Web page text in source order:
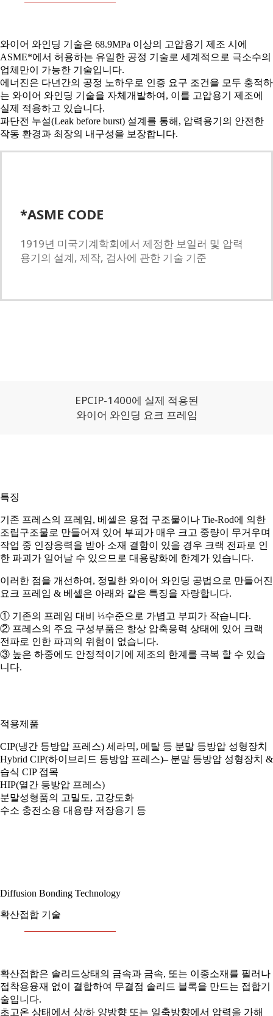
와이어 와인딩 기술은 68.9MPa 이상의 고압용기 제조 시에
ASME*에서 허용하는 유일한 공정 기술로 세계적으로 극소수의
업체만이 가능한 기술입니다.
에너진은 다년간의 공정 노하우로 인증 요구 조건을 모두 충적하
는 와이어 와인딩 기술을 자체개발하여, 이를 고압용기 제조에
실제 적용하고 있습니다.
파단전 누설(Leak before burst) 설계를 통해, 압력용기의 안전한
작동 환경과 최장의 내구성을 보장합니다.
*ASME CODE
1919년 미국기계학회에서 제정한 보일러 및 압력
용기의 설계, 제작, 검사에 관한 기술 기준
EPCIP-1400에 실제 적용된
와이어 와인딩 요크 프레임
특징
기존 프레스의 프레임, 베셀은 용접 구조물이나 Tie-Rod에 의한
조립구조물로 만들어져 있어 부피가 매우 크고 중량이 무거우며
작업 중 인장응력을 받아 소재 결함이 있을 경우 크랙 전파로 인
한 파괴가 일어날 수 있으므로 대용량화에 한계가 있습니다.
이러한 점을 개선하여, 정밀한 와이어 와인딩 공법으로 만들어진
요크 프레임 & 베셀은 아래와 같은 특징을 자랑합니다.
① 기존의 프레임 대비 ⅓수준으로 가볍고 부피가 작습니다.
② 프레스의 주요 구성부품은 항상 압축응력 상태에 있어 크랙
전파로 인한 파괴의 위험이 없습니다.
③ 높은 하중에도 안정적이기에 제조의 한계를 극복 할 수 있습
니다.
적용제품
CIP(냉간 등방압 프레스) 세라믹, 메탈 등 분말 등방압 성형장치
Hybrid CIP(하이브리드 등방압 프레스)– 분말 등방압 성형장치 &
습식 CIP 접목
HIP(열간 등방압 프레스)
분말성형품의 고밀도, 고강도화
수소 충전소용 대용량 저장용기 등
Diffusion Bonding Technology
확산접합 기술
확산접합은 솔리드상태의 금속과 금속, 또는 이종소재를 필러나
접착용융재 없이 결합하여 무결점 솔리드 블록을 만드는 접합기
술입니다.
초고온 상태에서 상/하 양방향 또는 일축방향에서 압력을 가해